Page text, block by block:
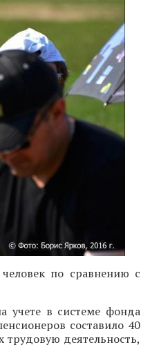
по сравнению с
в системе фонда
составило 40
деятельность,